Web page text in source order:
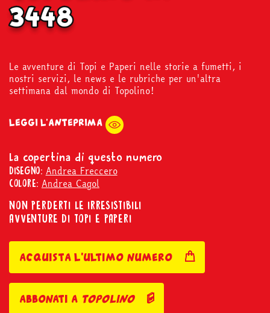
3448
Le avventure di Topi e Paperi nelle storie a fumetti, i
nostri servizi, le news e le rubriche per un'altra
settimana dal mondo di Topolino!
LEGGI L'ANTEPRIMA
La copertina di questo numero
DISEGNO: Andrea Freccero
COLORE: Andrea Cagol
NON PERDERTI LE IRRESISTIBILI
AVVENTURE DI TOPI E PAPERI
acquista l'ultimo numero
abbonati a topolino